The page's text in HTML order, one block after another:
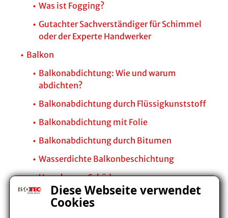
Diese Webseite verwendet
Cookies
Was ist Fogging?
Gutachter Sachverständiger für Schimmel
oder der Experte Handwerker
Balkon
Balkonabdichtung: Wie und warum
abdichten?
Balkonabdichtung durch Flüssigkunststoff
Balkonabdichtung mit Folie
Balkonabdichtung durch Bitumen
Wasserdichte Balkonbeschichtung
Ursache von Schäden
Die optimale Schutzschicht